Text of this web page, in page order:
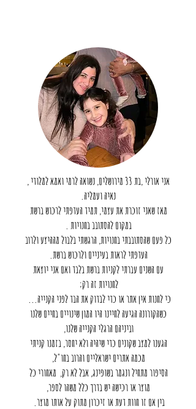
אני אורלי ,בת 33 מירושלים, נשואה לרמי ואמא למלודי ,
נאיה ועמליה.
מאז שאני זוכרת את עצמי, תמיד העדפתי לרכוש ברשת
במקום להסתובב בחנויות .
כל פעם שהסתובבתי בחנויות, הרגשתי בלבול מההיצע ולרוב
העדפתי לראות בעיניים ולרכוש ברשת.
עם השנים עברתי לקניות ברשת בלבד ואם אני יוצאת
לחנויות זה רק;
כי לחנות אין אתר או כדי לבדוק את הבד לפני הקנייה...
כשהקורונה הגיעה לחיינו היו המון שינויים בחיים שלנו
וביניהם הרגלי הקנייה שלנו,
הגענו למצב שקונים כדי שיהיה ולא יחסר, בזמנו קניתי
מכמה אתרים ישראליים והרוב בחו"ל,
הסיפור מתחיל ונגמר בשופינג, אבל לא רק, מאחורי כל
מוצר או רכישה יש בדרך כלל משהו לספר,
בין אם זו חוות דעת או זיכרון מתוק על אותו מוצר.